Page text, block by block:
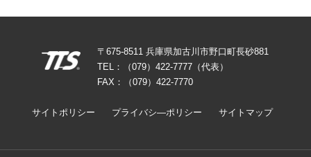
〒675-8511 兵庫県加古川市野口町長砂881
TEL：（079）422-7777（代表）
FAX：（079）422-7770
サイトポリシー プライバシ―ポリシー サイトマップ